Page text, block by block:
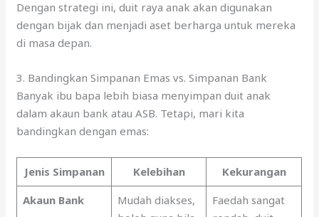
Dengan strategi ini, duit raya anak akan digunakan
dengan bijak dan menjadi aset berharga untuk mereka
di masa depan.
3. Bandingkan Simpanan Emas vs. Simpanan Bank
Banyak ibu bapa lebih biasa menyimpan duit anak
dalam akaun bank atau ASB. Tetapi, mari kita
bandingkan dengan emas:
Jenis Simpanan Kelebihan
Kekurangan
Akaun Bank
Mudah diakses,
Faedah sangat